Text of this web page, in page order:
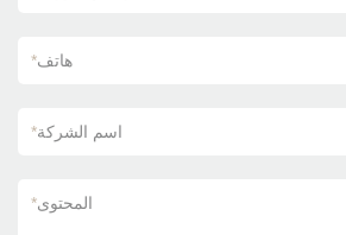
*هاتف
*اسم الشركة
*المحتوى